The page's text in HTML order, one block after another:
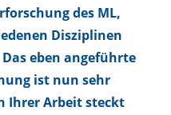
des ML,
Disziplinen
eben angeführte
ist nun sehr
Ihrer Arbeit steckt